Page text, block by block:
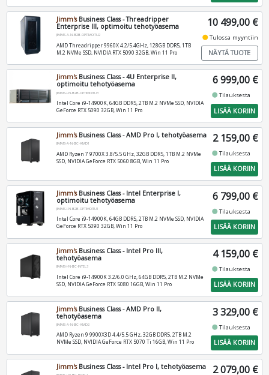
Jimm'sBusiness Class - Threadripper
Enterprise III, optimoitu tehotyöasema
JIMMS-A-N-B2B-OPTIMOITU2
AMD Threadripper 9960X 4.2/5.4GHz, 128GB DDR5, 1TB
M.2 NVMe SSD, NVIDIA RTX 5090 32GB, Win 11 Pro
10 499,00 €
fiber_manual_recordTulossa myyntiin
NÄYTÄ TUOTE
Jimm'sBusiness Class - 4U Enterprise II,
optimoitu tehotyöasema
JIMMS-I-N-B2B-OPTIMOITU3
Intel Core i9-14900K, 64GB DDR5, 2TB M.2 NVMe SSD, NVIDIA
GeForce RTX 5090 32GB, Win 11 Pro
6 999,00 €
fiber_manual_recordTilauksesta
LISÄÄ KORIIN
Jimm'sBusiness Class - AMD Pro I, tehotyöasema
JIMMS-A-N-BC-AMD1
AMD Ryzen 7 9700X 3.8/5.5 GHz, 32GB DDR5, 1TB M.2 NVMe
SSD, NVIDIA GeForce RTX 5060 8GB, Win 11 Pro
2 159,00 €
fiber_manual_recordTilauksesta
LISÄÄ KORIIN
Jimm'sBusiness Class - Intel Enterprise I,
optimoitu tehotyöasema
JIMMS-I-N-B2B-OPTIMOITU1
Intel Core i9-14900K, 64GB DDR5, 2TB M.2 NVMe SSD, NVIDIA
GeForce RTX 5090 32GB, Win 11 Pro
6 799,00 €
fiber_manual_recordTilauksesta
LISÄÄ KORIIN
Jimm'sBusiness Class - Intel Pro III,
tehotyöasema
JIMMS-I-N-BC-INTEL3
Intel Core i9-14900K 3.2/6.0 GHz, 64GB DDR5, 2TB M.2 NVMe
SSD, NVIDIA GeForce RTX 5080 16GB, Win 11 Pro
4 159,00 €
fiber_manual_recordTilauksesta
LISÄÄ KORIIN
Jimm'sBusiness Class - AMD Pro II,
tehotyöasema
JIMMS-A-N-BC-AMD2
AMD Ryzen 9 9900X3D 4.4/5.5 GHz, 32GB DDR5, 2TB M.2
NVMe SSD, NVIDIA GeForce RTX 5070 Ti 16GB, Win 11 Pro
3 329,00 €
fiber_manual_recordTilauksesta
LISÄÄ KORIIN
Jimm'sBusiness Class - Intel Pro I, tehotyöasema 2 079,00 €